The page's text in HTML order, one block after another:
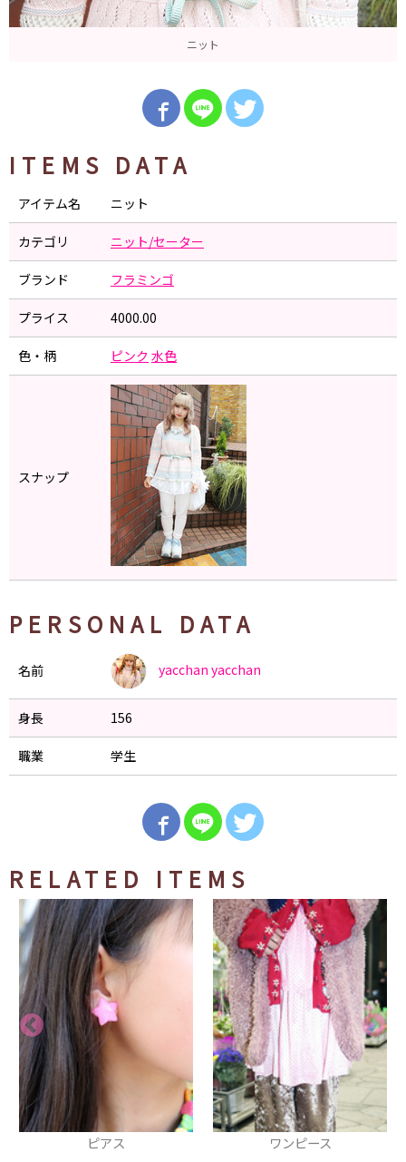
ニット
ITEMS DATA
アイテム名 ニット
カテゴリ ニット/セーター
ブランド フラミンゴ
プライス 4000.00
色・柄 ピンク 水色
スナップ
PERSONAL DATA
名前 yacchan yacchan
身長 156
職業 学生
RELATED ITEMS
ワンピース ネックレス